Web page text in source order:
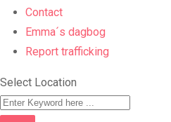
Contact
Emma´s dagbog
Report trafficking
Select Location